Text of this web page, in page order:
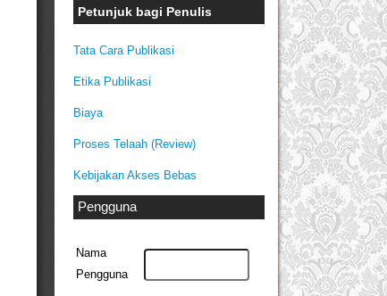
Petunjuk bagi Penulis
Tata Cara Publikasi
Etika Publikasi
Biaya
Proses Telaah (Review)
Kebijakan Akses Bebas
Pengguna
Nama
Pengguna